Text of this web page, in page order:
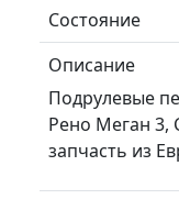
Состояние
Описание
Подрулевые
Рено Меган 3,
запчасть из